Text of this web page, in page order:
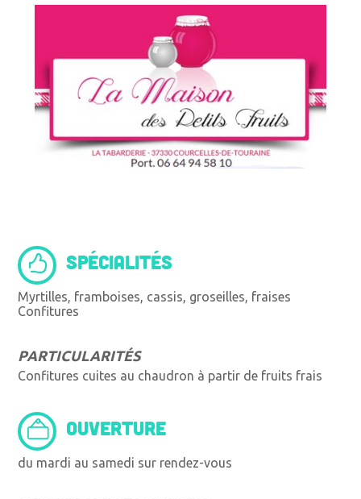
SPÉCIALITÉS
Myrtilles, framboises, cassis, groseilles, fraises
Confitures
PARTICULARITÉS
Confitures cuites au chaudron à partir de fruits frais
OUVERTURE
du mardi au samedi sur rendez-vous